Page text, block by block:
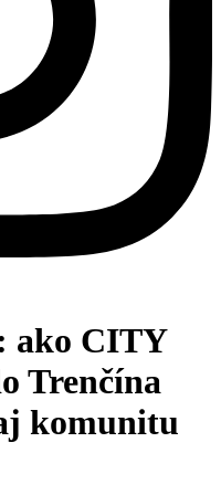
ako CITY
Trenčína
komunitu